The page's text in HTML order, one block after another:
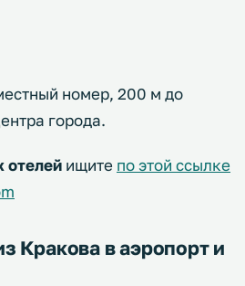
номер, 200 м до
города.
отелей ищите по этой ссылке
Кракова в аэропорт и